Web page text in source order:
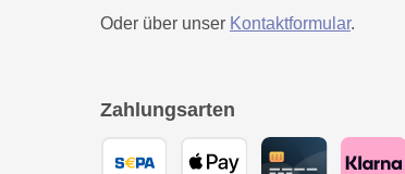
Oder über unser Kontaktformular.
Zahlungsarten